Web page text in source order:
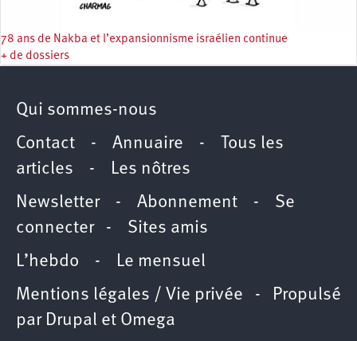
78 ans de Nakba et l’expansionnisme israélien continue
+ de dossiers
Qui sommes-nous
Contact - Annuaire -
Tous les
articles - Les nôtres
Newsletter- Abonnement - Se
connecter- Sites amis
L’hebdo - Le mensuel
Mentions légales / Vie privée - Propulsé
par Drupal et Omega